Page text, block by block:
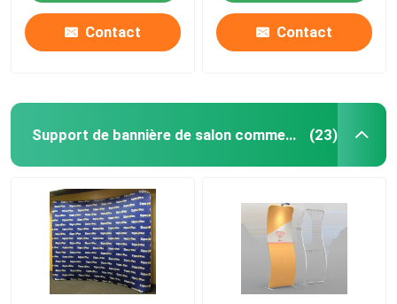
Contact Contact
Support de bannière de salon commercial (23)